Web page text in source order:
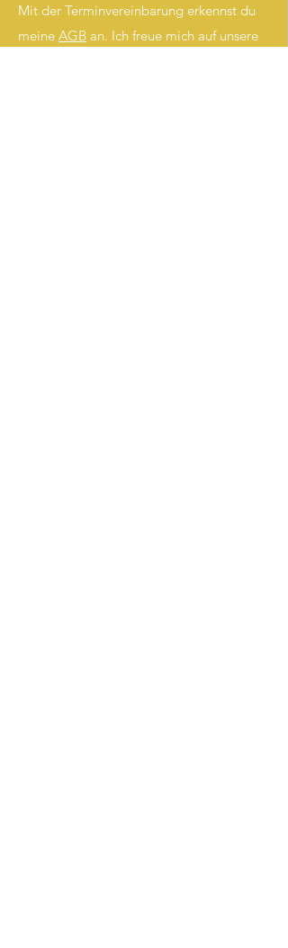
Mit der Terminvereinbarung erkennst du
meine AGB an. Ich freue mich auf unsere